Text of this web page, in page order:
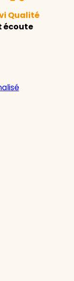
Qualité
écoute